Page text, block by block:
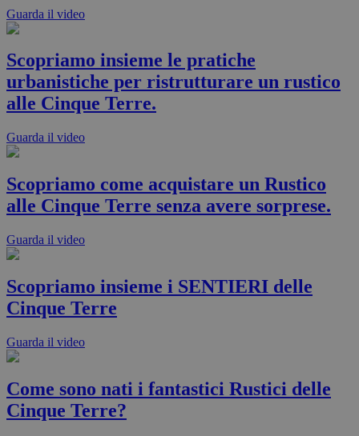
Guarda il video
Scopriamo insieme le pratiche
urbanistiche per ristrutturare un rustico
alle Cinque Terre.
Guarda il video
Scopriamo come acquistare un Rustico
alle Cinque Terre senza avere sorprese.
Guarda il video
Scopriamo insieme i SENTIERI delle
Cinque Terre
Guarda il video
Come sono nati i fantastici Rustici delle
Cinque Terre?